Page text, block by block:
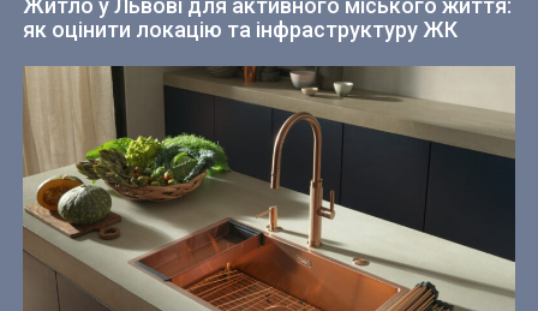
Житло у Львові для активного міського життя:
як оцінити локацію та інфраструктуру ЖК